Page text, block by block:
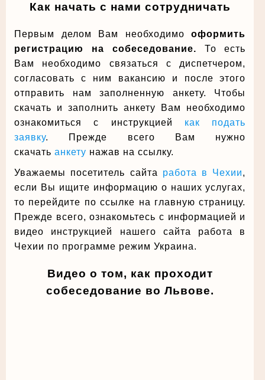
Как начать с нами сотрудничать
Первым делом Вам необходимооформить
регистрацию на собеседование. То есть
Вам необходимо связаться с диспетчером,
согласовать с ним вакансию и после этого
отправить нам заполненную анкету. Чтобы
скачать и заполнить анкету Вам необходимо
ознакомиться с инструкцией как подать
заявку. Прежде всего Вам нужно
скачать анкету нажав на ссылку.
Уважаемы посетитель сайта работа в Чехии,
если Вы ищите информацию о наших услугах,
то перейдите по ссылке на главную страницу.
Прежде всего, ознакомьтесь с информацией и
видео инструкцией нашего сайта работа в
Чехии по программе режим Украина.
Видео о том, как проходит
собеседование во Львове.